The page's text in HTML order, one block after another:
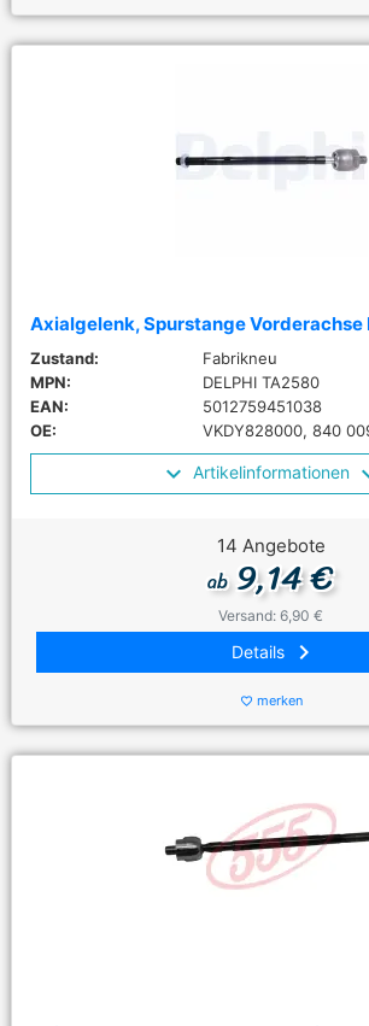
Axialgelenk, Spurstange Vorderachse
Zustand:
Fabrikneu
MPN:
DELPHI TA2580
EAN:
5012759451038
OE:
VKDY828000, 840
Artikelinformationen
14 Angebote
ab9,14 €
Versand: 6,90 €
Details keyboard_arrow_right
favorite_border merken